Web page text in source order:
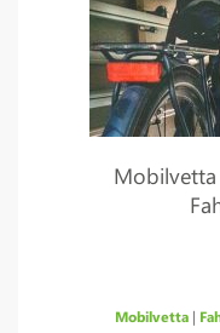
Mobilvetta|